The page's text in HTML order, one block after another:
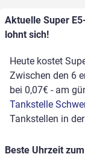
Aktuelle Super
lohnt sich!
Heute kostet
Zwischen den 6
bei 0,07€ - am
Tankstelle
Tankstellen in
Beste Uhrzeit